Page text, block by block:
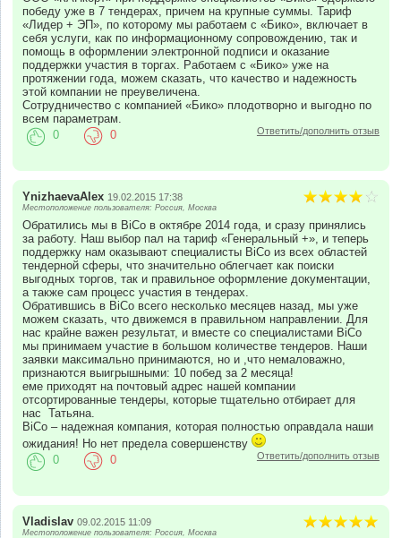
победу уже в 7 тендерах, причем на крупные суммы. Тариф
«Лидер + ЭП», по которому мы работаем с «Бико», включает в
себя услуги, как по информационному сопровождению, так и
помощь в оформлении электронной подписи и оказание
поддержки участия в торгах. Работаем с «Бико» уже на
протяжении года, можем сказать, что качество и надежность
этой компании не преувеличена.
Сотрудничество с компанией «Бико» плодотворно и выгодно по
всем параметрам.
Ответить/дополнить отзыв
0 0
YnizhaevaAlex 19.02.2015 17:38
Местоположение пользователя: Россия, Москва
Обратились мы в BiCo в октябре 2014 года, и сразу принялись
за работу. Наш выбор пал на тариф «Генеральный +», и теперь
поддержку нам оказывают специалисты BiCo из всех областей
тендерной сферы, что значительно облегчает как поиски
выгодных торгов, так и правильное оформление документации,
а также сам процесс участия в тендерах.
Обратившись в BiCo всего несколько месяцев назад, мы уже
можем сказать, что движемся в правильном направлении. Для
нас крайне важен результат, и вместе со специалистами BiCo
мы принимаем участие в большом количестве тендеров. Наши
заявки максимально принимаются, но и ,что немаловажно,
признаются выигрышными: 10 побед за 2 месяца!
еме приходят на почтовый адрес нашей компании
отсортированные тендеры, которые тщательно отбирает для
нас Татьяна.
BiCo – надежная компания, которая полностью оправдала наши
ожидания! Но нет предела совершенству
Ответить/дополнить отзыв
0 0
Vladislav 09.02.2015 11:09
Местоположение пользователя: Россия, Москва